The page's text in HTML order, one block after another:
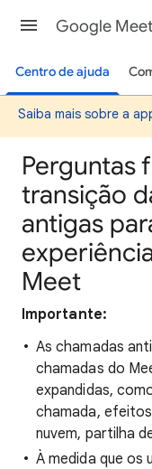
Google
Centro de ajuda
Saiba mais sobre a
Perguntas
transição
antigas
Meet
Importante:
As chamadas
chamadas do
expandidas,
chamada,
nuvem, partilha
À medida que os